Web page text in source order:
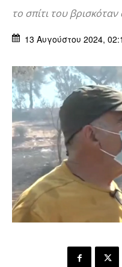
το σπίτι του
13 Αυγούστου 2024,